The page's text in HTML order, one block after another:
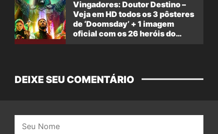
Vingadores: Doutor Destino –
Veja em HD todos os 3 pôsteres
de ‘Doomsday’ + 1 imagem
oficial com os 26 heróis do
DEIXE SEU COMENTÁRIO